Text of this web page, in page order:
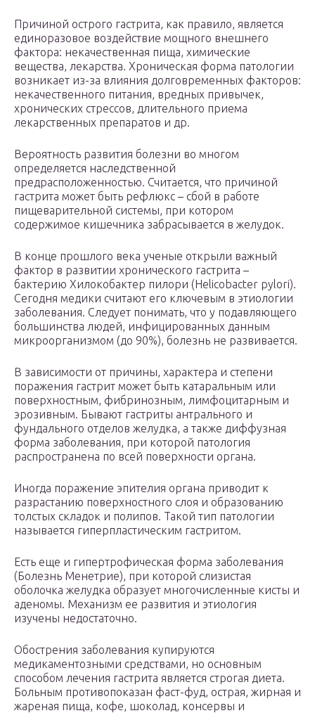
Причиной острого гастрита, как правило, является
единоразовое воздействие мощного внешнего
фактора: некачественная пища, химические
вещества, лекарства. Хроническая форма патологии
возникает из-за влияния долговременных факторов:
некачественного питания, вредных привычек,
хронических стрессов, длительного приема
лекарственных препаратов и др.
Вероятность развития болезни во многом
определяется наследственной
предрасположенностью. Считается, что причиной
гастрита может быть рефлюкс – сбой в работе
пищеварительной системы, при котором
содержимое кишечника забрасывается в желудок.
В конце прошлого века ученые открыли важный
фактор в развитии хронического гастрита –
бактерию Хилокобактер пилори (Helicobacter pylori).
Сегодня медики считают его ключевым в этиологии
заболевания. Следует понимать, что у подавляющего
большинства людей, инфицированных данным
микроорганизмом (до 90%), болезнь не развивается.
В зависимости от причины, характера и степени
поражения гастрит может быть катаральным или
поверхностным, фибринозным, лимфоцитарным и
эрозивным. Бывают гастриты антрального и
фундального отделов желудка, а также диффузная
форма заболевания, при которой патология
распространена по всей поверхности органа.
Иногда поражение эпителия органа приводит к
разрастанию поверхностного слоя и образованию
толстых складок и полипов. Такой тип патологии
называется гиперпластическим гастритом.
Есть еще и гипертрофическая форма заболевания
(Болезнь Менетрие), при которой слизистая
оболочка желудка образует многочисленные кисты и
аденомы. Механизм ее развития и этиология
изучены недостаточно.
Обострения заболевания купируются
медикаментозными средствами, но основным
способом лечения гастрита является строгая диета.
Больным противопоказан фаст-фуд, острая, жирная и
жареная пища, кофе, шоколад, консервы и